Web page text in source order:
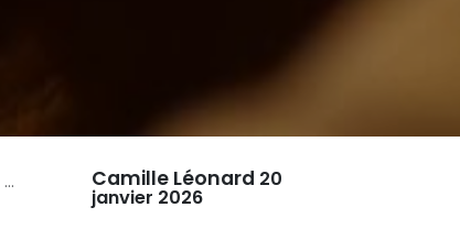
Camille Léonard 20
janvier 2026